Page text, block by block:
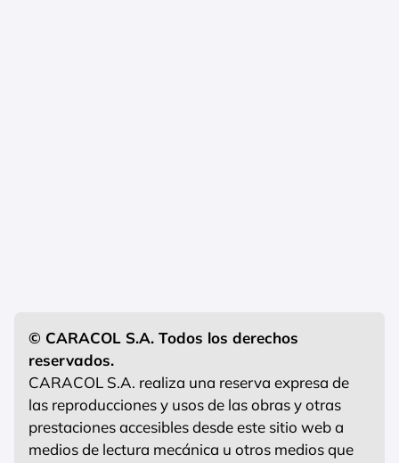
© CARACOL S.A. Todos los derechos
reservados.
CARACOL S.A. realiza una reserva expresa de
las reproducciones y usos de las obras y otras
prestaciones accesibles desde este sitio web a
medios de lectura mecánica u otros medios que